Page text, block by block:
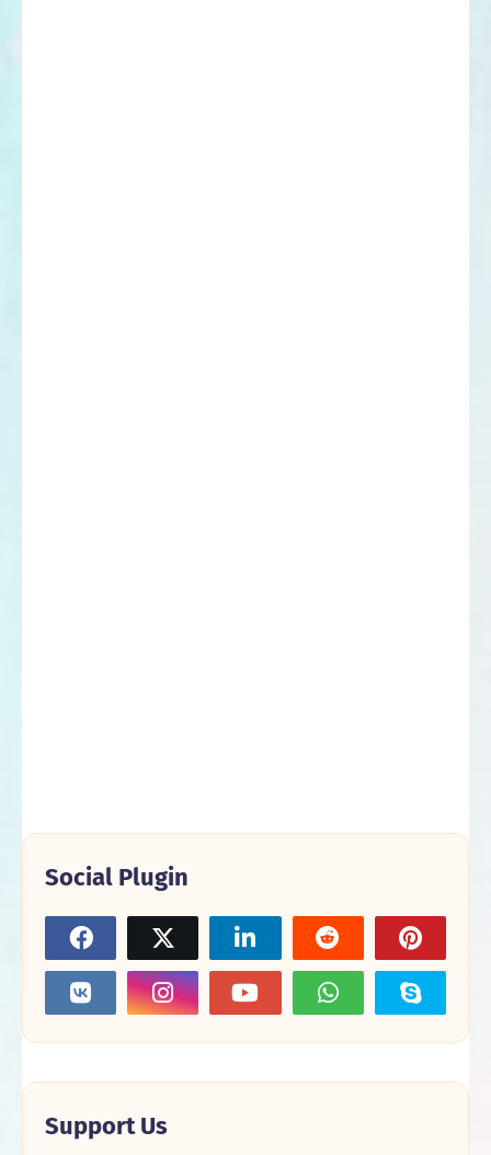
Social Plugin
Support Us